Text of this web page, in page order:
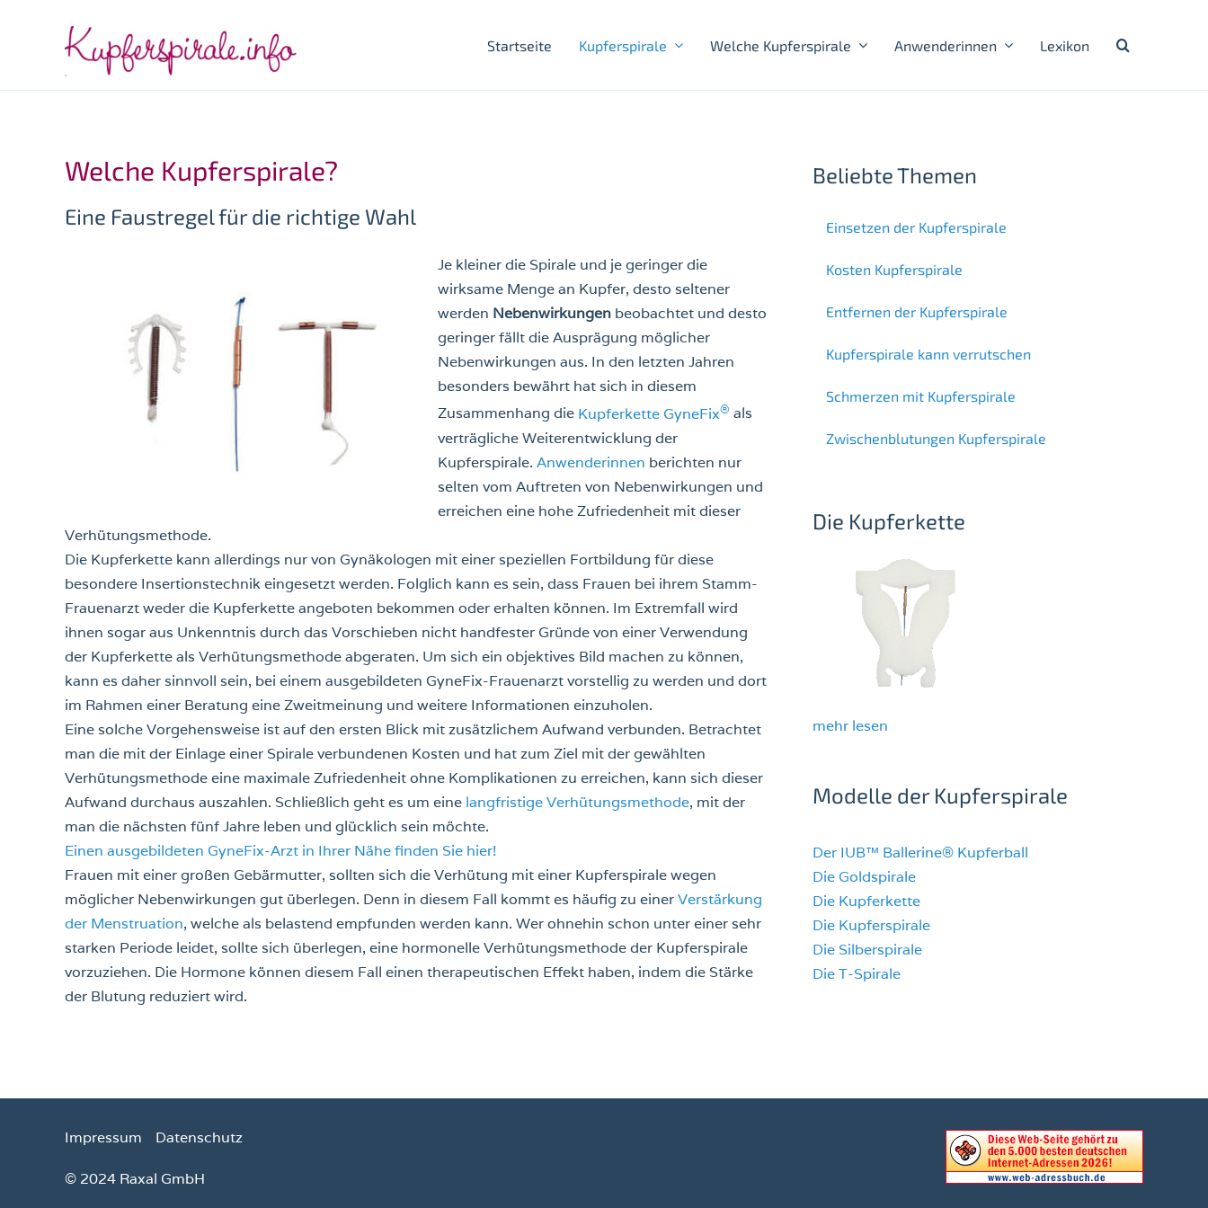
Startseite Kupferspirale Welche Kupferspirale Anwenderinnen Lexikon
Welche Kupferspirale?
Eine Faustregel für die richtige Wahl
Je kleiner die Spirale und je geringer die
wirksame Menge an Kupfer, desto seltener
werden Nebenwirkungenbeobachtet und desto
geringer fällt die Ausprägung möglicher
Nebenwirkungen aus. In den letzten Jahren
besonders bewährt hat sich in diesem
Zusammenhang dieKupferkette GyneFix® als
verträgliche Weiterentwicklung der
Kupferspirale. Anwenderinnen berichten nur
selten vom Auftreten von Nebenwirkungen und
erreichen eine hohe Zufriedenheit mit dieser
Verhütungsmethode.
Die Kupferkette kann allerdings nur von Gynäkologen mit einer speziellen Fortbildung für diese
besondere Insertionstechnik eingesetzt werden. Folglich kann es sein, dass Frauen bei ihrem Stamm-
Frauenarzt weder die Kupferkette angeboten bekommen oder erhalten können. Im Extremfall wird
ihnen sogar aus Unkenntnis durch das Vorschieben nicht handfester Gründe von einer Verwendung
der Kupferkette als Verhütungsmethode abgeraten. Um sich ein objektives Bild machen zu können,
kann es daher sinnvoll sein, bei einem ausgebildeten GyneFix-Frauenarzt vorstellig zu werden und dort
im Rahmen einer Beratung eine Zweitmeinung und weitere Informationen einzuholen.
Eine solche Vorgehensweise ist auf den ersten Blick mit zusätzlichem Aufwand verbunden. Betrachtet
man die mit der Einlage einer Spirale verbundenen Kosten und hat zum Ziel mit der gewählten
Verhütungsmethode eine maximale Zufriedenheit ohne Komplikationen zu erreichen, kann sich dieser
Aufwand durchaus auszahlen. Schließlich geht es um eine langfristige Verhütungsmethode, mit der
man die nächsten fünf Jahre leben und glücklich sein möchte.
Einen ausgebildeten GyneFix-Arzt in Ihrer Nähe finden Sie hier!
Frauen mit einer großen Gebärmutter, sollten sich die Verhütung mit einer Kupferspirale wegen
möglicher Nebenwirkungen gut überlegen. Denn in diesem Fall kommt es häufig zu einerVerstärkung
der Menstruation, welche als belastend empfunden werden kann. Wer ohnehin schon unter einer sehr
starken Periode leidet, sollte sich überlegen, eine hormonelle Verhütungsmethode der Kupferspirale
vorzuziehen. Die Hormone können diesem Fall einen therapeutischen Effekt haben, indem die Stärke
der Blutung reduziert wird.
Beliebte Themen
Einsetzen der Kupferspirale
Kosten Kupferspirale
Entfernen der Kupferspirale
Kupferspirale kann verrutschen
Schmerzen mit Kupferspirale
Zwischenblutungen Kupferspirale
Die Kupferkette
mehr lesen
Modelle der Kupferspirale
Der IUB™ Ballerine® Kupferball
Die Goldspirale
Die Kupferkette
Die Kupferspirale
Die Silberspirale
Die T-Spirale
Impressum Datenschutz
© 2024 Raxal GmbH